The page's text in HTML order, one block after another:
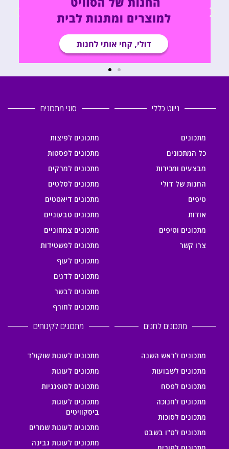
ניווט כללי
מתכונים
כל המתכונים
מבצעים ומכירות
החנות של דולי
טיפים
אודות
מתכונים וטיפים
צרו קשר
סוגי מתכונים
מתכונים לפיצות
מתכונים לפסטות
מתכונים למרקים
מתכונים לסלטים
מתכונים דיאטטים
מתכונים טבעוניים
מתכונים צמחוניים
מתכונים לפשטידות
מתכונים לעוף
מתכונים לדגים
מתכונים לבשר
מתכונים לחורף
מתכונים לחגים
מתכונים לראש השנה
מתכונים לשבועות
מתכונים לפסח
מתכונים לחנוכה
מתכונים לסוכות
מתכונים לט"ו בשבט
מתכונים לקינוחים
מתכונים לעוגות שוקולד
מתכונים לעוגות
מתכונים לסופגניות
מתכונים לעוגות
ביסקוויטים
מתכונים לעוגות שמרים
מתכונים לעוגות גבינה